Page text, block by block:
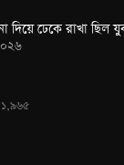
দিয়ে ঢেকে রাখা ছিল